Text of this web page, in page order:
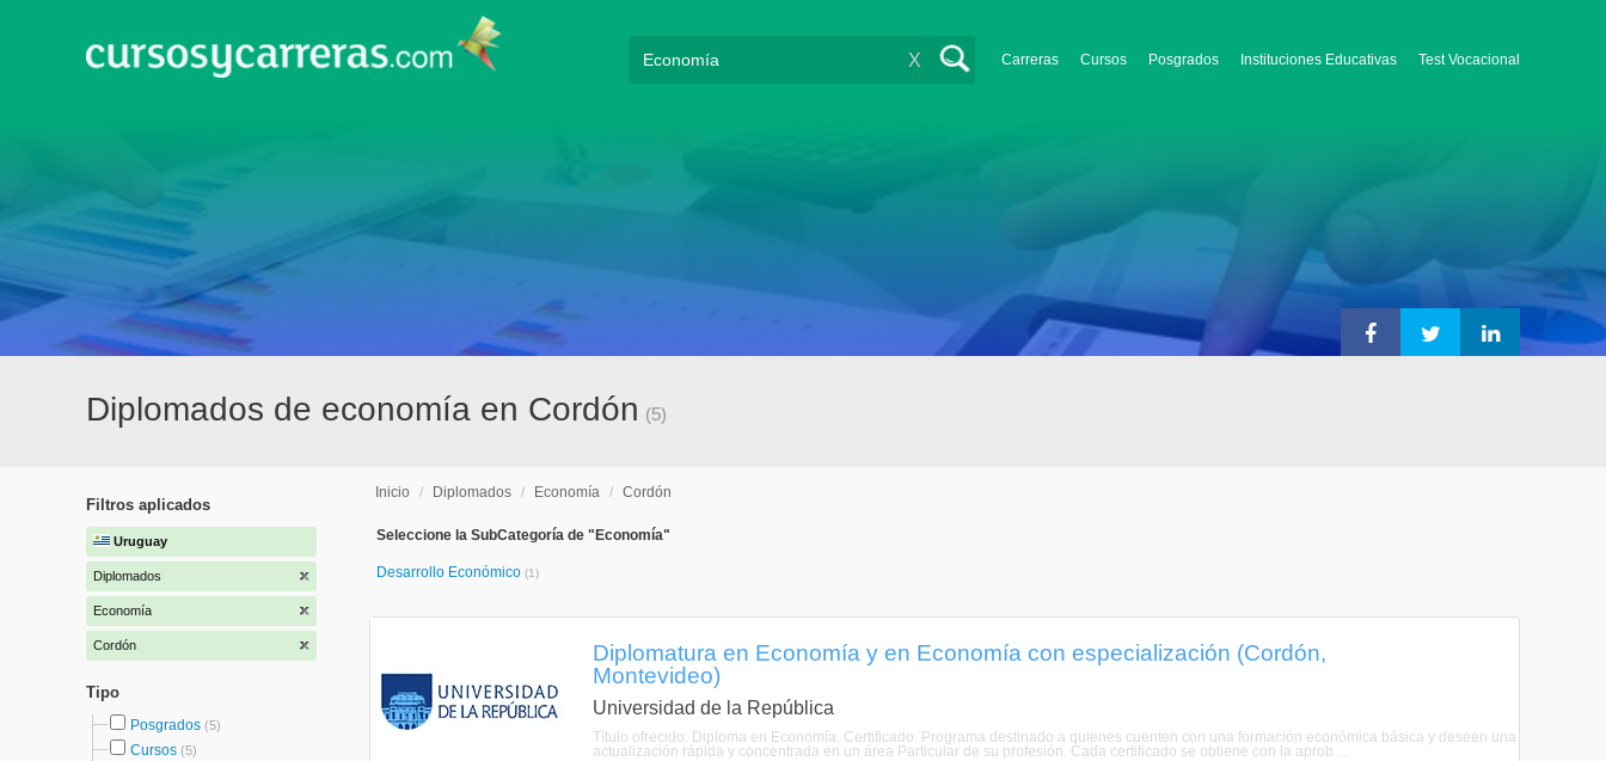
Carreras Cursos Posgrados Instituciones Educativas Test Vocacional
X
Diplomados de economía en Cordón (5)
Filtros aplicados
Uruguay
Diplomados
Economía
Cordón
Tipo
Posgrados (5)
Cursos (5)
Inicio / Diplomados / Economía / Cordón
Seleccione la SubCategoría de "Economía"
Desarrollo Económico (1)
Diplomatura en Economía y en Economía con especialización (Cordón,
Montevideo)
Universidad de la República
Título ofrecido: Diploma en Economía. Certificado. Programa destinado a quienes cuenten con una formación económica básica y deseen una
actualización rápida y concentrada en un área Particular de su profesión. Cada certificado se obtiene con la aprob ...